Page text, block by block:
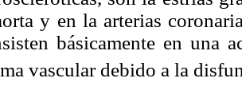
y en la arterias
básicamente en una
vascular debido a la